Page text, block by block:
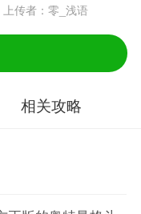
上传者：零_浅语
相关攻略